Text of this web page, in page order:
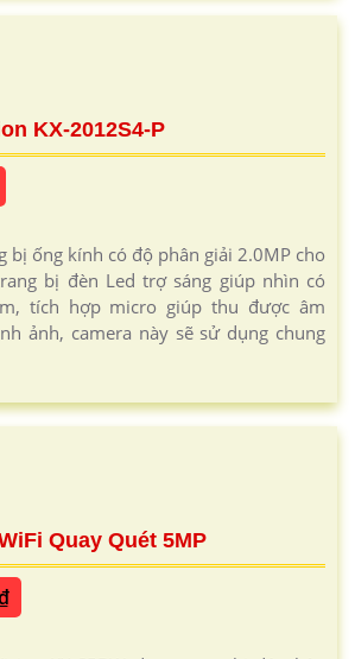
KX-2012S4-P
bị ống kính có độ phân giải 2.0MP cho
bị đèn Led trợ sáng giúp nhìn có
tích hợp micro giúp thu được âm
ảnh, camera này sẽ sử dụng chung
Quay Quét 5MP